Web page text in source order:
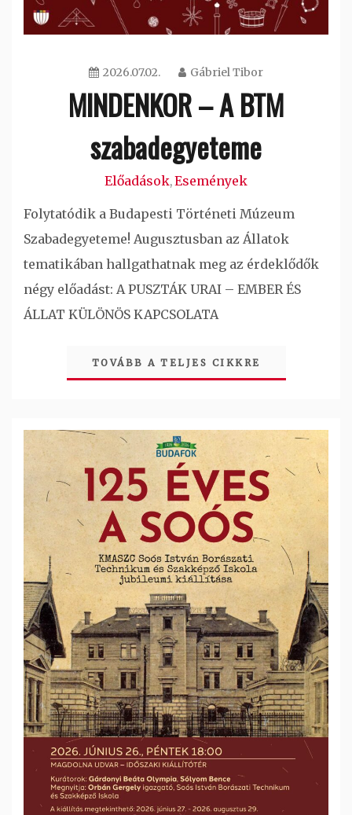
2026.07.02. Gábriel Tibor
MINDENKOR – A BTM
szabadegyeteme
Előadások,Események
Folytatódik a Budapesti Történeti Múzeum
Szabadegyeteme! Augusztusban az Állatok
tematikában hallgathatnak meg az érdeklődők
négy előadást: A PUSZTÁK URAI – EMBER ÉS
ÁLLAT KÜLÖNÖS KAPCSOLATA
TOVÁBB A TELJES CIKKRE